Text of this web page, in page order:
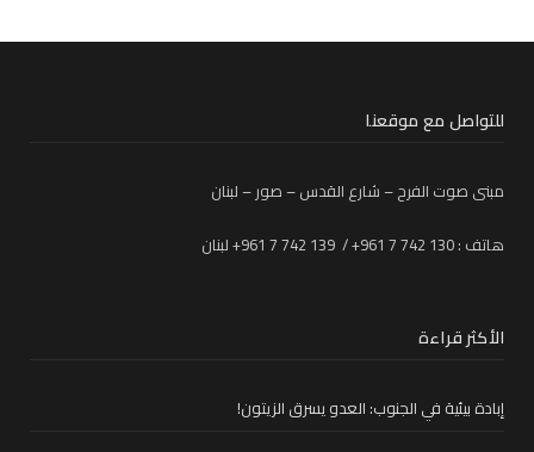
للتواصل مع موقعنا
مبنى صوت الفرح – شارع القدس – صور – لبنان
هاتف : 130 742 7 961+ / 139 742 7 961+ لبنان
الأكثر قراءة
إبادة بيئية في الجنوب: العدو يسرق الزيتون!